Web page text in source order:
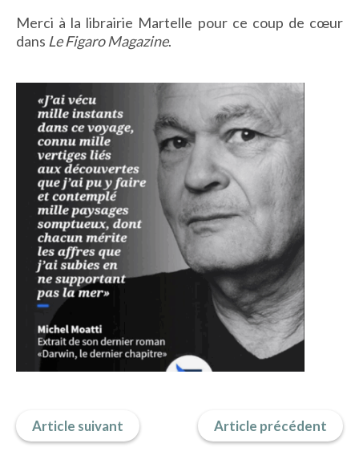
PHILOSOPHIE
IMAGES D’ANTAN & 100% VINTAGE
HISTOIRE & PATRIMOINE
ART & CULTURE
JEUNESSE
TERRES D’OUTRE-MER
ART & CULTURE
HISTOIRE & PATRIMOINE
NATURE & ENVIRONNEMENT
PARCOURS DU PATRIMOINE
LITTÉRATURE
Merci à la librairie Martelle pour ce coup de cœur
dans Le Figaro Magazine.
Article suivant Article précédent